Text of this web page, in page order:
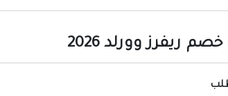
ريفرز وورلد 2026